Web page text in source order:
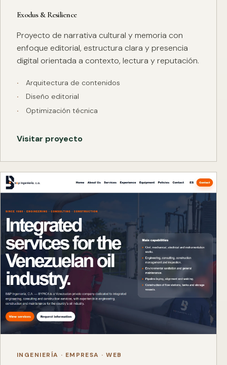
Exodus & Resilience
Proyecto de narrativa cultural y memoria con
enfoque editorial, estructura clara y presencia
digital orientada a contexto, lectura y reputación.
Arquitectura de contenidos
Diseño editorial
Optimización técnica
Visitar proyecto
INGENIERÍA · EMPRESA · WEB